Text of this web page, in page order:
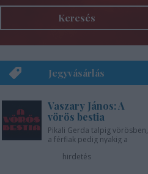
Keresés
Jegyvásárlás
Vaszary János: A
vörös bestia
Pikali Gerda talpig vörösben,
a férfiak pedig nyakig a
hirdetés